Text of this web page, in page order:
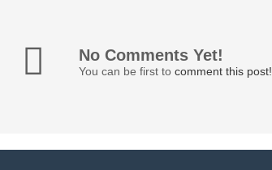
No Comments Yet!
You can be first to comment this post!